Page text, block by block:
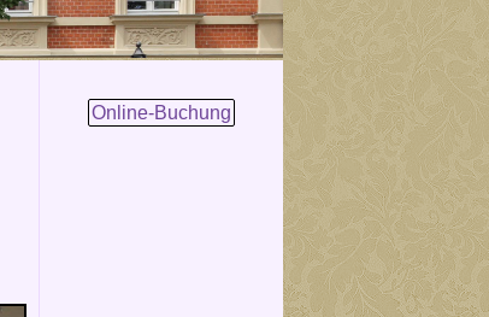
Online-Buchung